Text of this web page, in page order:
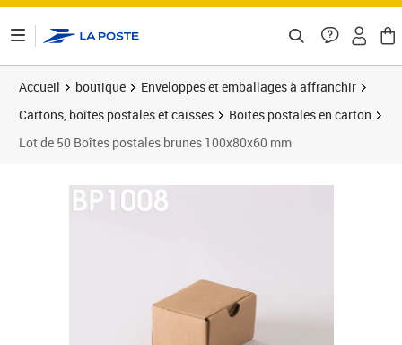
Accueil boutique
Enveloppes et emballages à affranchir
Cartons, boîtes postales et caisses
Boites postales en carton
Lot de 50 Boîtes postales brunes 100x80x60 mm